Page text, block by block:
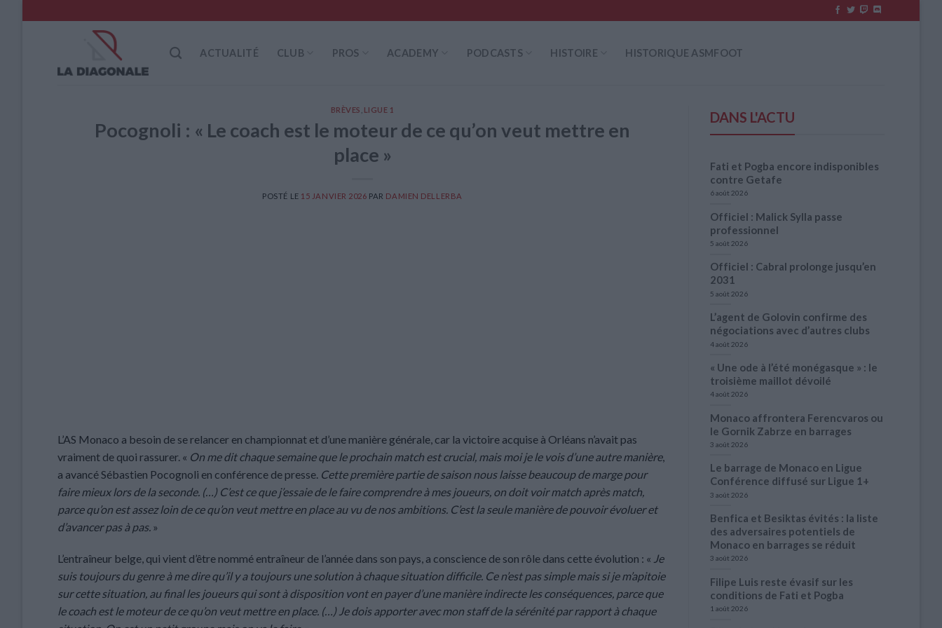
to
ACTUALITÉ CLUB PROS ACADEMY PODCASTS HISTOIRE HISTORIQUE ASMFOOT
BRÈVES LIGUE 1
Pocognoli : « Le coach est le moteur de ce qu’on veut mettre en
place »
POSTÉ LE 15 JANVIER 2026 PAR DAMIEN DELLERBA
L’AS Monaco a besoin de se relancer en championnat et d’une manière générale, car la victoire acquise à Orléans n’avait pas
vraiment de quoi rassurer. « On me dit chaque semaine que le prochain match est crucial, mais moi je le vois d’une autre manière,
a avancé Sébastien Pocognoli en conférence de presse. Cette première partie de saison nous laisse beaucoup de marge pour
faire mieux lors de la seconde. (…) C’est ce que j’essaie de le faire comprendre à mes joueurs, on doit voir match après match,
parce qu’on est assez loin de ce qu’on veut mettre en place au vu de nos ambitions. C’est la seule manière de pouvoir évoluer et
d’avancer pas à pas. »
L’entraîneur belge, qui vient d’être nommé entraîneur de l’année dans son pays, a conscience de son rôle dans cette évolution : « Je
suis toujours du genre à me dire qu’il y a toujours une solution à chaque situation difficile. Ce n’est pas simple mais si je m’apitoie
sur cette situation, au final les joueurs qui sont à disposition vont en payer d’une manière indirecte les conséquences, parce que
le coach est le moteur de ce qu’on veut mettre en place. (…) Je dois apporter avec mon staff de la sérénité par rapport à chaque
DANS L'ACTU
Fati et Pogba encore indisponibles
contre Getafe
6 août 2026
Officiel : Malick Sylla passe
professionnel
5 août 2026
Officiel : Cabral prolonge jusqu’en
2031
5 août 2026
L’agent de Golovin confirme des
négociations avec d’autres clubs
4 août 2026
« Une ode à l’été monégasque » : le
troisième maillot dévoilé
4 août 2026
Monaco affrontera Ferencvaros ou
le Gornik Zabrze en barrages
3 août 2026
Le barrage de Monaco en Ligue
Conférence diffusé sur Ligue 1+
3 août 2026
Benfica et Besiktas évités : la liste
des adversaires potentiels de
Monaco en barrages se réduit
3 août 2026
Filipe Luis reste évasif sur les
conditions de Fati et Pogba
1 août 2026